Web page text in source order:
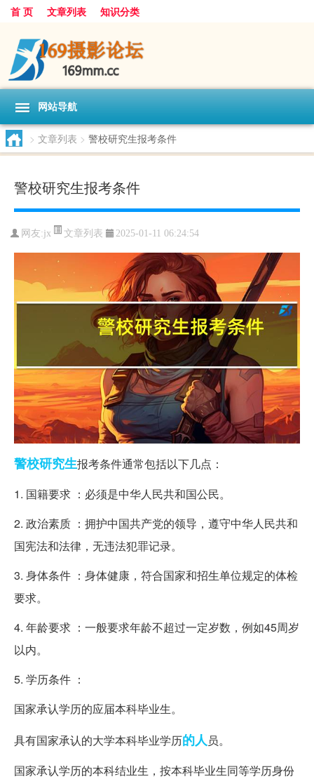
首 页 文章列表 知识分类
网站导航
> 文章列表 > 警校研究生报考条件
警校研究生报考条件
网友:jx 文章列表 2025-01-11 06:24:54
警校研究生报考条件通常包括以下几点：
1. 国籍要求 ：必须是中华人民共和国公民。
2. 政治素质 ：拥护中国共产党的领导，遵守中华人民共和
国宪法和法律，无违法犯罪记录。
3. 身体条件 ：身体健康，符合国家和招生单位规定的体检
要求。
4. 年龄要求 ：一般要求年龄不超过一定岁数，例如45周岁
以内。
5. 学历条件 ：
国家承认学历的应届本科毕业生。
具有国家承认的大学本科毕业学历的人员。
国家承认学历的本科结业生，按本科毕业生同等学历身份